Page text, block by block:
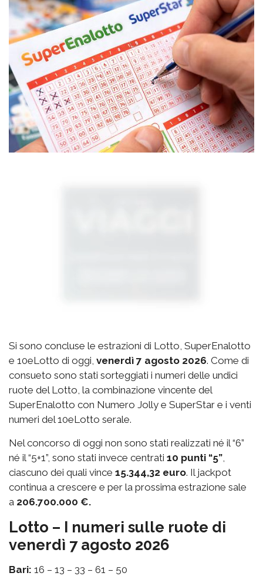
Si sono concluse le estrazioni di Lotto, SuperEnalotto
e 10eLotto di oggi, venerdì 7 agosto 2026. Come di
consueto sono stati sorteggiati i numeri delle undici
ruote del Lotto, la combinazione vincente del
SuperEnalotto con Numero Jolly e SuperStar e i venti
numeri del 10eLotto serale.
Nel concorso di oggi non sono stati realizzati né il “6”
né il “5+1”, sono stati invece centrati 10 punti “5”
ciascuno dei quali vince 15.344,32 euro. Il jackpot
continua a crescere e per la prossima estrazione sale
a 206.700.000 €.
Lotto – I numeri sulle ruote di
venerdì 7 agosto 2026
Bari: 16 – 13 – 33 – 61 – 50